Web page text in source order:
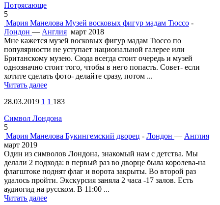
Потрясающе
5
Мария Манелова Музей восковых фигур мадам Тюссо -
Лондон — Англия март 2018
Мне кажется музей восковых фигур мадам Тюссо по
популярности не уступает национальной галерее или
Британскому музею. Сюда всегда стоит очередь и музей
однозначно стоит того, чтобы в него попасть. Совет- если
хотите сделать фото- делайте сразу, потом ...
Читать далее
28.03.2019 1 1 183
Символ Лондона
5
Мария Манелова Букингемский дворец - Лондон — Англия
март 2019
Один из символов Лондона, знакомый нам с детства. Мы
делали 2 подхода: в первый раз во дворце была королева-на
флагштоке поднят флаг и ворота закрыты. Во второй раз
удалось пройти. Экскурсия заняла 2 часа -17 залов. Есть
аудиогид на русском. В 11:00 ...
Читать далее